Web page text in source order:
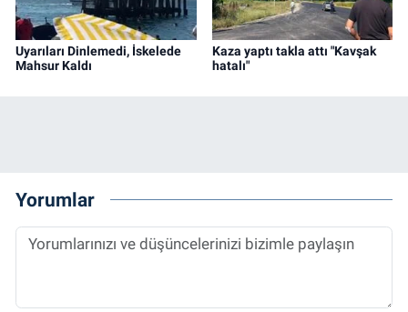
Uyarıları Dinlemedi, İskelede
Mahsur Kaldı
Kaza yaptı takla attı "Kavşak
hatalı"
Yorumlar